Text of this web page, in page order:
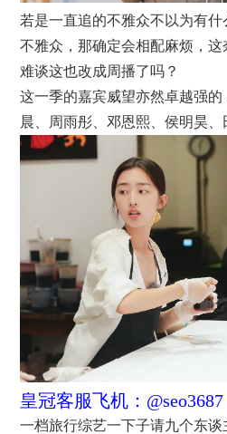
若是一直追的不雅众不以为有
不雅众，那确定会相配麻烦，这
难谈这也改成周播了吗？
这一季的嘉宾威望亦然卓越强
晨、周雨彤、邓恩熙、侯明昊、
皇冠客服飞机：@seo3687
一档旅行综艺一下子请九个东